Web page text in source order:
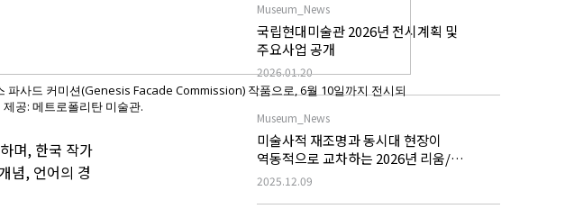
사드 커미션(Genesis Facade Commission) 작품으로, 6월 10일까지 전시되
공: 메트로폴리탄 미술관.
며, 한국 작가
념, 언어의 경
Museum_News
국립현대미술관 2026년 전시계획 및
주요사업 공개
2026.01.20
Museum_News
미술사적 재조명과 동시대 현장이
역동적으로 교차하는 2026년 리움/
호암미술관 전시계획
2025.12.09